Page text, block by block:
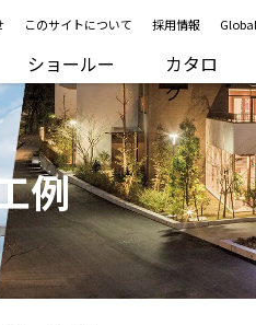
このサイトについて 採用情報
ショールー
ム
カタロ
グ
例